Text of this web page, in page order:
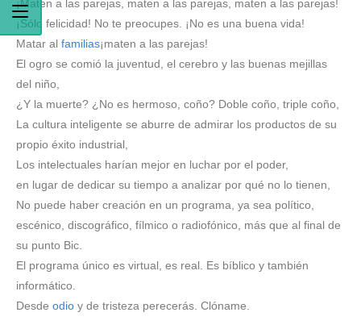
¡Maten a las parejas, maten a las parejas, maten a las parejas!
¡Sólo felicidad! No te preocupes. ¡No es una buena vida!
Matar al familias¡maten a las parejas!
El ogro se comió la juventud, el cerebro y las buenas mejillas
del niño,
¿Y la muerte? ¿No es hermoso, coño? Doble coño, triple coño,
La cultura inteligente se aburre de admirar los productos de su
propio éxito industrial,
Los intelectuales harían mejor en luchar por el poder,
en lugar de dedicar su tiempo a analizar por qué no lo tienen,
No puede haber creación en un programa, ya sea político,
escénico, discográfico, fílmico o radiofónico, más que al final de
su punto Bic.
El programa único es virtual, es real. Es bíblico y también
informático.
Desde odio y de tristeza perecerás. Clóname.